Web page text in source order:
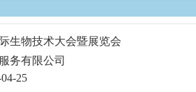
生物技术大会暨展览会
务有限公司
25